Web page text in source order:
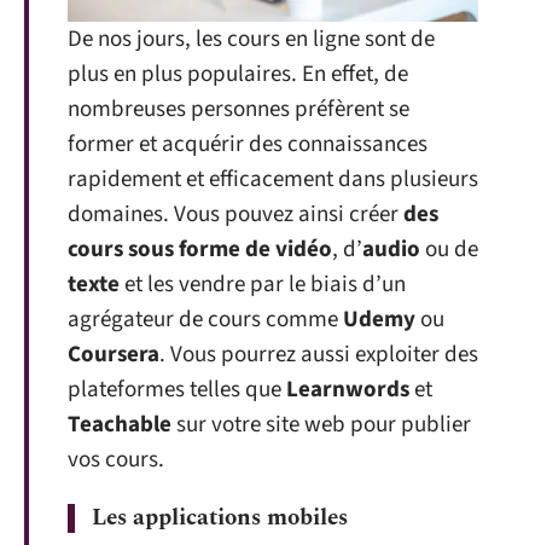
De nos jours, les cours en ligne sont de
plus en plus populaires. En effet, de
nombreuses personnes préfèrent se
former et acquérir des connaissances
rapidement et efficacement dans plusieurs
domaines. Vous pouvez ainsi créerdes
cours sous forme de vidéo, d’audio ou de
texteet les vendre par le biais d’un
agrégateur de cours commeUdemyou
Coursera. Vous pourrez aussi exploiter des
plateformes telles queLearnwordset
Teachablesur votre site web pour publier
vos cours.
Les applications mobiles